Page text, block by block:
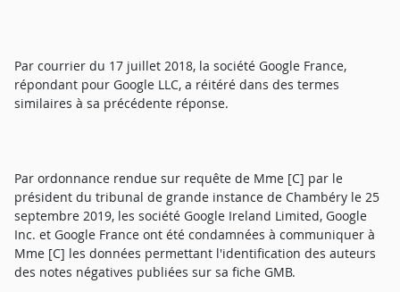
Par courrier du 17 juillet 2018, la société Google France,
répondant pour Google LLC, a réitéré dans des termes
similaires à sa précédente réponse.
Par ordonnance rendue sur requête de Mme [C] par le
président du tribunal de grande instance de Chambéry le 25
septembre 2019, les société Google Ireland Limited, Google
Inc. et Google France ont été condamnées à communiquer à
Mme [C] les données permettant l'identification des auteurs
des notes négatives publiées sur sa fiche GMB.